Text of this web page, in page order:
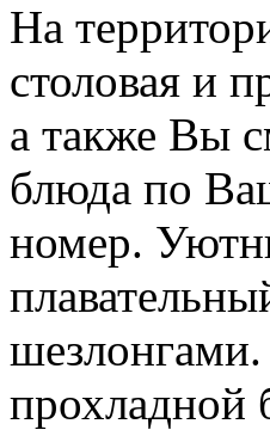
На
столовая и
а также Вы
блюда по
номер.
прохладной